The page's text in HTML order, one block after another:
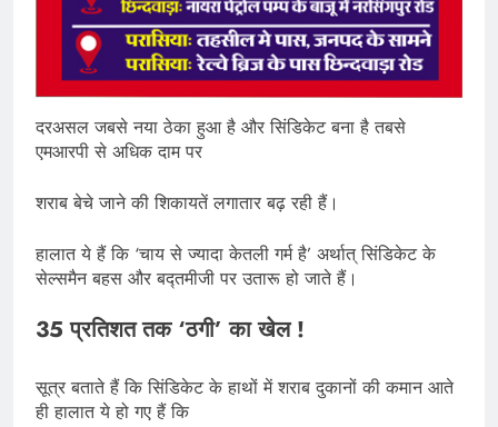
दरअसल जबसे नया ठेका हुआ है और सिंडिकेट बना है तबसे
एमआरपी से अधिक दाम पर
शराब बेचे जाने की शिकायतें लगातार बढ़ रही हैं।
हालात ये हैं कि ‘चाय से ज्यादा केतली गर्म है’ अर्थात् सिंडिकेट के
सेल्समैन बहस और बद्तमीजी पर उतारू हो जाते हैं।
35 प्रतिशत तक ‘ठगी’ का खेल !
सूत्र बताते हैं कि सिंडिकेट के हाथों में शराब दुकानों की कमान आते
ही हालात ये हो गए हैं कि